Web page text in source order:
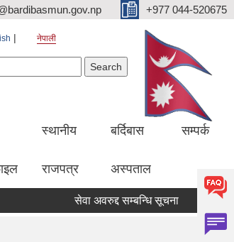
+977 044-520675
नेपाली
स्थानीय
राजपत्र
बर्दिबास
अस्पताल
सम्पर्क
सेवा अवरुद्द सम्बन्धि सूचना हकदावी